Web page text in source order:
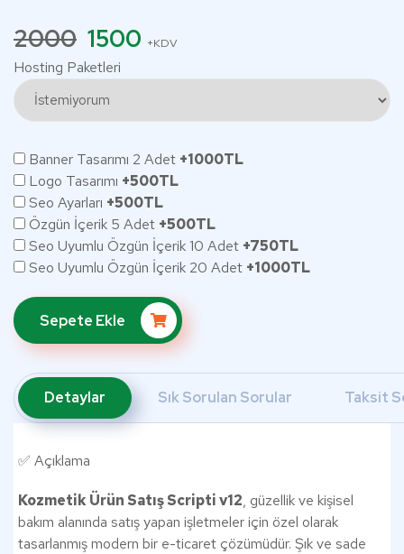
2000 1500 +KDV
Hosting Paketleri
Banner Tasarımı 2 Adet +1000TL
Logo Tasarımı +500TL
Seo Ayarları +500TL
Özgün İçerik 5 Adet +500TL
Seo Uyumlu Özgün İçerik 10 Adet +750TL
Seo Uyumlu Özgün İçerik 20 Adet +1000TL
Sepete Ekle
Detaylar Sık Sorulan Sorular Taksit
✅ Açıklama
Kozmetik Ürün Satış Scripti v12, güzellik ve kişisel
bakım alanında satış yapan işletmeler için özel olarak
tasarlanmış modern bir e-ticaret çözümüdür. Şık ve sade